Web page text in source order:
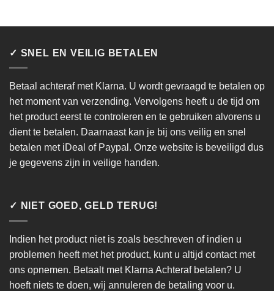
✓ SNEL EN VEILIG BETALEN
Betaal achteraf met Klarna. U wordt gevraagd te betalen op
het moment van verzending. Vervolgens heeft u de tijd om
het product eerst te controleren en te gebruiken alvorens u
dient te betalen. Daarnaast kan je bij ons veilig en snel
betalen met iDeal of Paypal. Onze website is beveiligd dus
je gegevens zijn in veilige handen.
✓ NIET GOED, GELD TERUG!
Indien het product niet is zoals beschreven of indien u
problemen heeft met het product, kunt u altijd contact met
ons opnemen. Betaalt met Klarna Achteraf betalen? U
hoeft niets te doen, wij annuleren de betaling voor u.